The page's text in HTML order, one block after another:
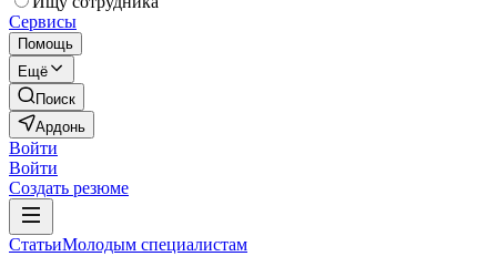
Сервисы
Помощь
Ещё
Поиск
Ардонь
Войти
Войти
Создать резюме
СтатьиМолодым специалистам